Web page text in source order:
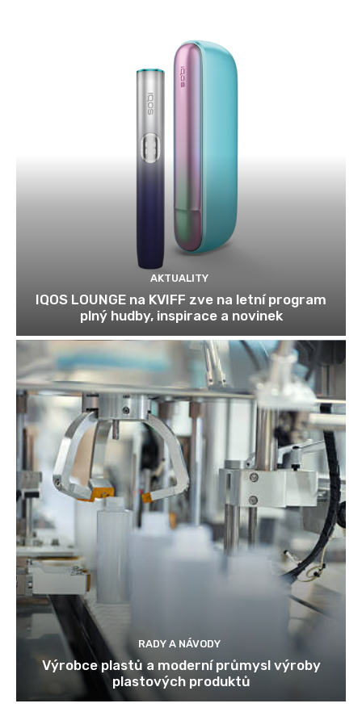
AKTUALITY
IQOS LOUNGE na KVIFF zve na letní program
plný hudby, inspirace a novinek
RADY A NÁVODY
Výrobce plastů a moderní průmysl výroby
plastových produktů